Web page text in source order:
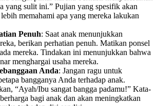
yang sulit ini.” Pujian yang spesifik akan
memahami apa yang mereka lakukan
Penuh: Saat anak menunjukkan
berikan perhatian penuh. Matikan ponsel
mereka. Tindakan ini menunjukkan bahwa
menghargai usaha mereka.
Anda: Jangan ragu untuk
bangganya Anda terhadap anak.
“Ayah/Ibu sangat bangga padamu!” Kata-
bagi anak dan akan meningkatkan